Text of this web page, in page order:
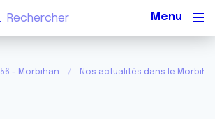
56 - Morbihan Nos actualités dans le